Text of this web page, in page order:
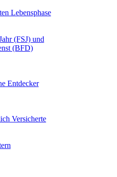
Lebensphase
(FSJ) und
(BFD)
Entdecker
Versicherte